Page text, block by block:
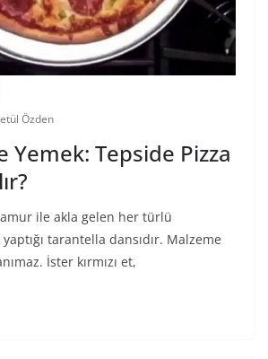
Özden
Yemek: Tepside Pizza
ile akla gelen her türlü
tarantella dansıdır. Malzeme
İster kırmızı et,